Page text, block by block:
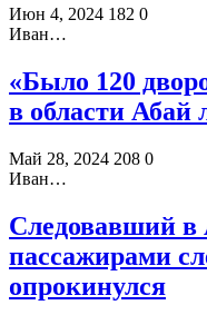
Июн 4, 2024 182 0
Иван…
«Было 120
в области Абай
Май 28, 2024 208 0
Иван…
Следовавший в
пассажирами
опрокинулся